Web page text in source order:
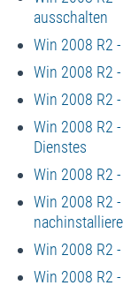
ausschalten
Win 2008 R2
Win 2008 R2
Win 2008 R2
Win 2008 R2
Dienstes
Win 2008 R2
Win 2008 R2
Win 2008 R2
Win 2008 R2